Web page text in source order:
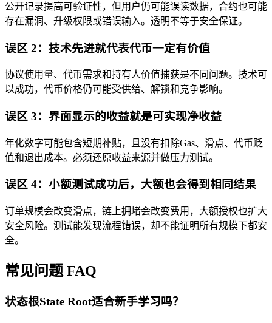
公开记录提高可验证性，但用户仍可能误读数据，合约也可能
存在漏洞、升级权限或错误输入。透明不等于安全保证。
误区 2：技术先进就代表代币一定有价值
协议使用量、代币需求和持有人价值捕获是不同问题。技术可
以成功，代币价格仍可能受供给、解锁和竞争影响。
误区 3：界面显示的收益就是可实现净收益
年化数字可能包含短期补贴，且没有扣除Gas、滑点、代币贬
值和退出成本。必须还原收益来源并做压力测试。
误区 4：小额测试成功后，大额也会得到相同结果
订单规模会改变滑点，链上拥堵会改变费用，大额授权也扩大
安全风险。测试能发现流程错误，却不能证明所有规模下都安
全。
常见问题 FAQ
状态根State Root适合新手学习吗？